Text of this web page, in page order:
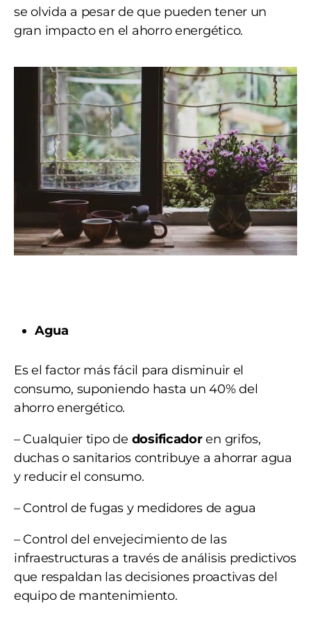
se olvida a pesar de que pueden tener un
gran impacto en el ahorro energético.
Agua
Es el factor más fácil para disminuir el
consumo, suponiendo hasta un 40% del
ahorro energético.
– Cualquier tipo de dosificadoren grifos,
duchas o sanitarios contribuye a ahorrar agua
y reducir el consumo.
– Control de fugas y medidores de agua
– Control del envejecimiento de las
infraestructuras a través de análisis predictivos
que respaldan las decisiones proactivas del
equipo de mantenimiento.